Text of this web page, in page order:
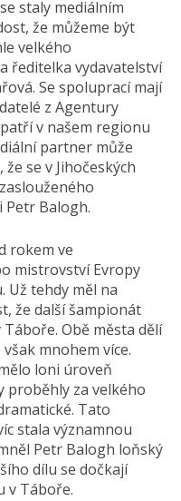
staly mediálním
že můžeme být
velkého
ředitelka vydavatelství
Se spoluprací mají
z Agentury
v našem regionu
partner může
se v Jihočeských
Petr Balogh.
rokem ve
mistrovství Evropy
Už tehdy měl na
že další šampionát
Obě města dělí
mnohem více.
loni úroveň
proběhly za velkého
Tato
stala významnou
Petr Balogh loňský
dílu se dočkají
v Táboře.